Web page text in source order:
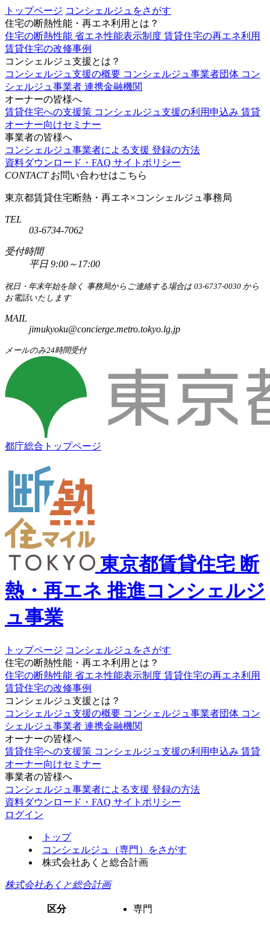
トップページ コンシェルジュをさがす
住宅の断熱性能・再エネ利用とは？
住宅の断熱性能 省エネ性能表示制度 賃貸住宅の再エネ利用
賃貸住宅の改修事例
コンシェルジュ支援とは？
コンシェルジュ支援の概要 コンシェルジュ事業者団体 コン
シェルジュ事業者 連携金融機関
オーナーの皆様へ
賃貸住宅への支援策 コンシェルジュ支援の利用申込み 賃貸
オーナー向けセミナー
事業者の皆様へ
コンシェルジュ事業者による支援 登録の方法
資料ダウンロード・FAQ サイトポリシー
CONTACT お問い合わせはこちら
東京都賃貸住宅断熱・再エネ×コンシェルジュ事務局
TEL
03-6734-7062
受付時間
平日 9:00～17:00
祝日・年末年始を除く 事務局からご連絡する場合は 03-6737-0030 から
お電話いたします
MAIL
jimukyoku@concierge.metro.tokyo.lg.jp
メールのみ24時間受付
都庁総合トップページ
東京都賃貸住宅 断
熱・再エネ 推進コンシェルジ
ュ事業
トップページ コンシェルジュをさがす
住宅の断熱性能・再エネ利用とは？
住宅の断熱性能 省エネ性能表示制度 賃貸住宅の再エネ利用
賃貸住宅の改修事例
コンシェルジュ支援とは？
コンシェルジュ支援の概要 コンシェルジュ事業者団体 コン
シェルジュ事業者 連携金融機関
オーナーの皆様へ
賃貸住宅への支援策 コンシェルジュ支援の利用申込み 賃貸
オーナー向けセミナー
事業者の皆様へ
コンシェルジュ事業者による支援 登録の方法
資料ダウンロード・FAQ サイトポリシー
ログイン
トップ
コンシェルジュ（専門）をさがす
株式会社あくと総合計画
株式会社あくと総合計画
区分 専門